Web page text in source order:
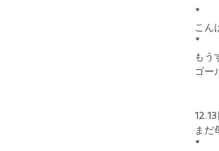
*
こん
*
もう
ゴー
まだ
*